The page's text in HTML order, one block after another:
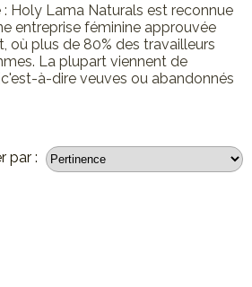
: Holy Lama Naturals est reconnue
entreprise féminine approuvée
où plus de 80% des travailleurs
La plupart viennent de
à-dire veuves ou abandonnés
par :